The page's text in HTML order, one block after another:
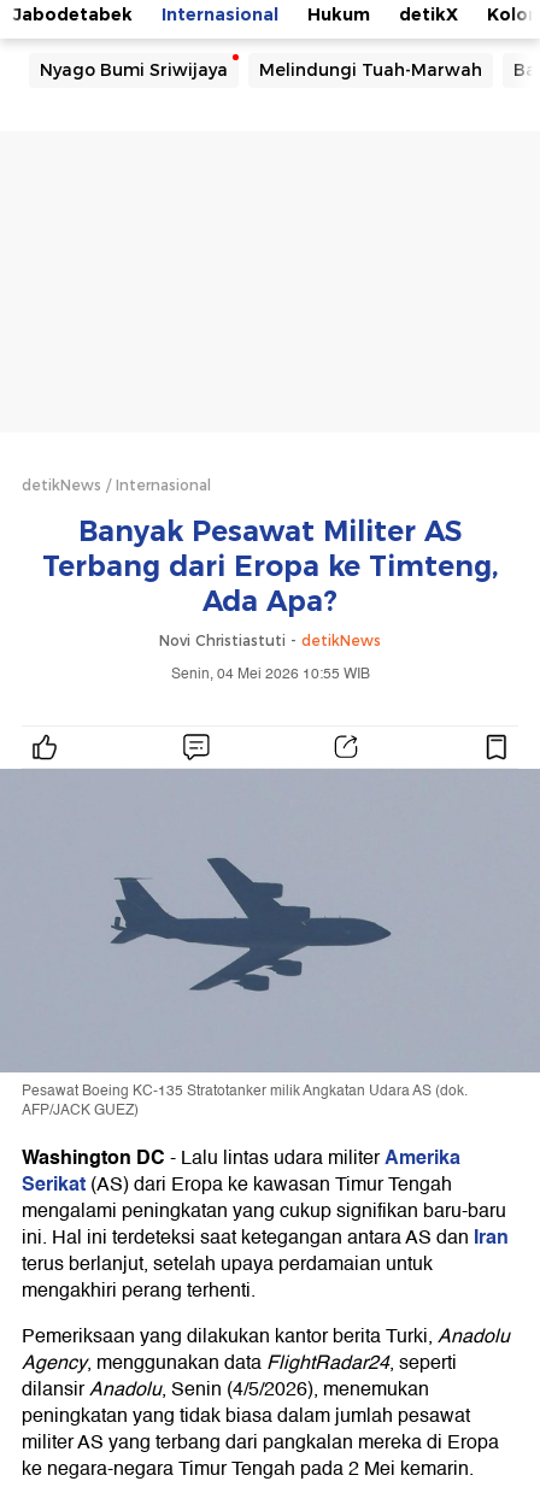
Jabodetabek Internasional Hukum detikX
Nyago Bumi Sriwijaya Melindungi Tuah-Marwah
detikNews Internasional
Banyak Pesawat Militer AS
Terbang dari Eropa ke Timteng,
Ada Apa?
Novi Christiastuti - detikNews
Senin, 04 Mei 2026 10:55 WIB
Pesawat Boeing KC-135 Stratotanker milik Angkatan Udara AS (dok.
AFP/JACK GUEZ)
Washington DC-Lalu lintas udara militerAmerika
Serikat(AS) dari Eropa ke kawasan Timur Tengah
mengalami peningkatan yang cukup signifikan baru-baru
ini. Hal ini terdeteksi saat ketegangan antara AS dan Iran
terus berlanjut, setelah upaya perdamaian untuk
mengakhiri perang terhenti.
Pemeriksaan yang dilakukan kantor berita Turki,Anadolu
Agency, menggunakan dataFlightRadar24, seperti
dilansirAnadolu, Senin (4/5/2026), menemukan
peningkatan yang tidak biasa dalam jumlah pesawat
militer AS yang terbang dari pangkalan mereka di Eropa
ke negara-negara Timur Tengah pada 2 Mei kemarin.